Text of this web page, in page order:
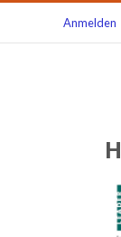
Anmelden